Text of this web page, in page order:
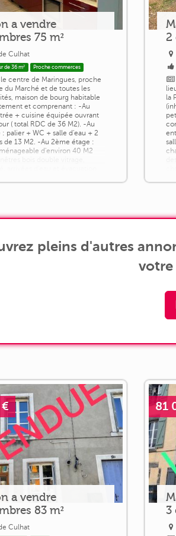
a vendre
75 m²
Culhat
de 36 m² Proche commerces
le centre de Maringues, proche
du Marché et de toutes les
maison de bourg habitable
et comprenant : -Au
+ cuisine équipée ouvrant
( total RDC de 36 M2). -Au
: palier + WC + salle d'eau + 2
de 13 M2. -Au 2ème étage :
d'environ 40 M2
2
la
pleins d'autres
votre
a vendre
83 m²
Culhat
81
3